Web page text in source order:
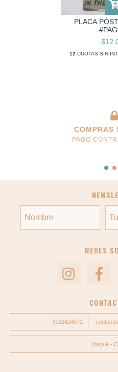
PLACA
12 CUOTAS SIN
COMPRAS
PAGO
REDES
3132424072
Ibagué -